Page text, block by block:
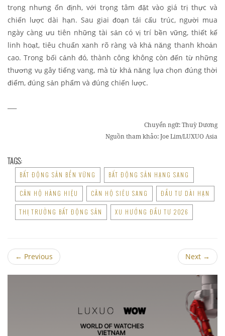
trọng nhưng ổn định, với trọng tâm đặt vào giá trị thực và
chiến lược dài hạn. Sau giai đoạn tái cấu trúc, người mua
ngày càng ưu tiên những tài sản có vị trí bền vững, thiết kế
linh hoạt, tiêu chuẩn xanh rõ ràng và khả năng thanh khoản
cao. Trong bối cảnh đó, thành công không còn đến từ những
thương vụ gây tiếng vang, mà từ khả năng lựa chọn đúng thời
điểm, đúng sản phẩm và đúng chiến lược.
Chuyển ngữ: Thuỳ Dương
Nguồn tham khảo: Joe Lim/LUXUO Asia
TAGS:
BẤT ĐỘNG SẢN BỀN VỮNG BẤT ĐỘNG SẢN HẠNG SANG
CĂN HỘ HÀNG HIỆU CĂN HỘ SIÊU SANG ĐẦU TƯ DÀI HẠN
THỊ TRƯỜNG BẤT ĐỘNG SẢN XU HƯỚNG ĐẦU TƯ 2026
← Previous Next →